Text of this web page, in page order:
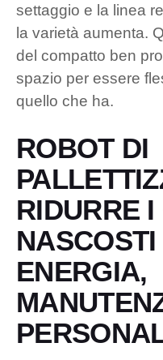
settaggio e la linea
la varietà aumenta.
del compatto ben
spazio per essere
quello che ha.
ROBOT DI
RIDURRE I
ENERGIA,